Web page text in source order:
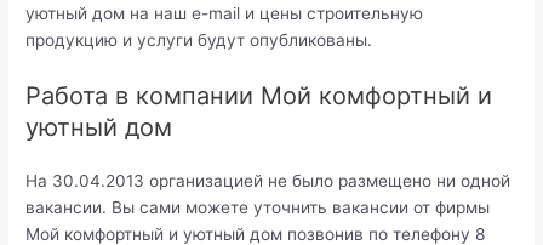
уютный дом на наш e-mail и цены строительную
продукцию и услуги будут опубликованы.
Работа в компании Мой комфортный и
уютный дом
На 30.04.2013 организацией не было размещено ни одной
вакансии. Вы сами можете уточнить вакансии от фирмы
Мой комфортный и уютный дом позвонив по телефону 8